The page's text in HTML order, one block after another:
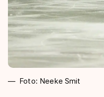
Foto: Neeke Smit